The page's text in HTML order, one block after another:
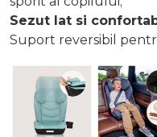
Sezut lat si
Suport reversibil